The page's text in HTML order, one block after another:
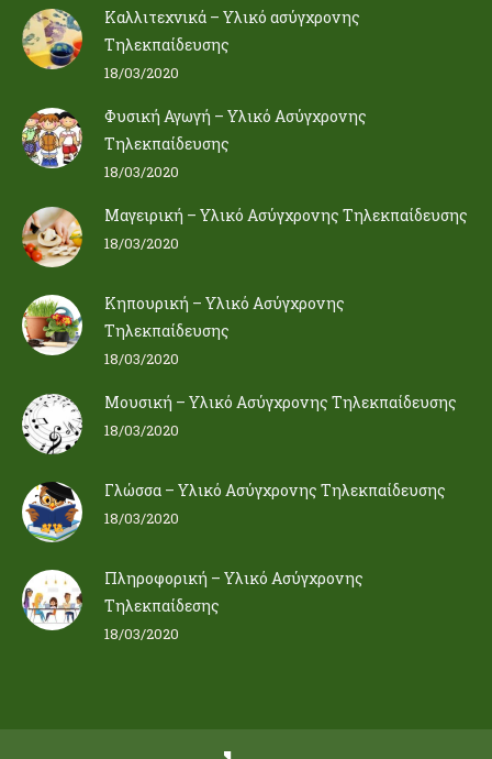
Καλλιτεχνικά – Υλικό ασύγχρονης
Τηλεκπαίδευσης
18/03/2020
Φυσική Αγωγή – Υλικό Ασύγχρονης
Τηλεκπαίδευσης
18/03/2020
Μαγειρική – Υλικό Ασύγχρονης Τηλεκπαίδευσης
18/03/2020
Κηπουρική – Υλικό Ασύγχρονης
Τηλεκπαίδευσης
18/03/2020
Μουσική – Υλικό Ασύγχρονης Τηλεκπαίδευσης
18/03/2020
Γλώσσα – Υλικό Ασύγχρονης Τηλεκπαίδευσης
18/03/2020
Πληροφορική – Υλικό Ασύγχρονης
Τηλεκπαίδεσης
18/03/2020